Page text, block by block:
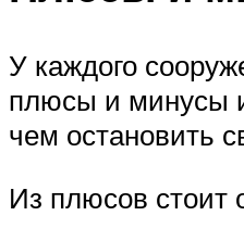
У каждого
плюсы и минусы
чем остановить
Из плюсов стоит